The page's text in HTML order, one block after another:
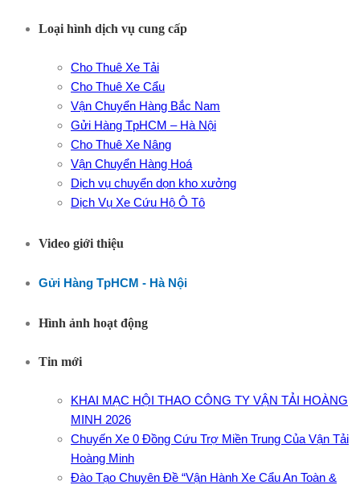
Loại hình dịch vụ cung cấp
Cho Thuê Xe Tải
Cho Thuê Xe Cẩu
Vận Chuyển Hàng Bắc Nam
Gửi Hàng TpHCM – Hà Nội
Cho Thuê Xe Nâng
Vận Chuyển Hàng Hoá
Dịch vụ chuyển dọn kho xưởng
Dịch Vụ Xe Cứu Hộ Ô Tô
Video giới thiệu
Gửi Hàng TpHCM - Hà Nội
Hình ảnh hoạt động
Tin mới
KHAI MẠC HỘI THAO CÔNG TY VẬN TẢI HOÀNG
MINH 2026
Chuyến Xe 0 Đồng Cứu Trợ Miền Trung Của Vận Tải
Hoàng Minh
Đào Tạo Chuyên Đề “Vận Hành Xe Cẩu An Toàn &